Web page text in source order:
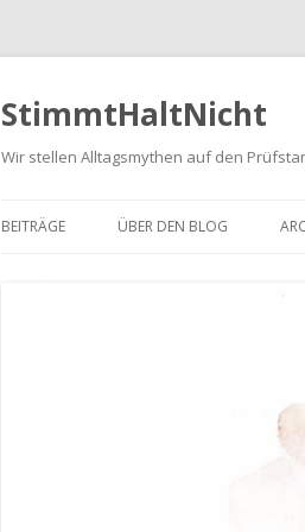
StimmtHaltNicht
Wir stellen Alltagsmythen auf den
BEITRÄGE ÜBER DEN BLOG